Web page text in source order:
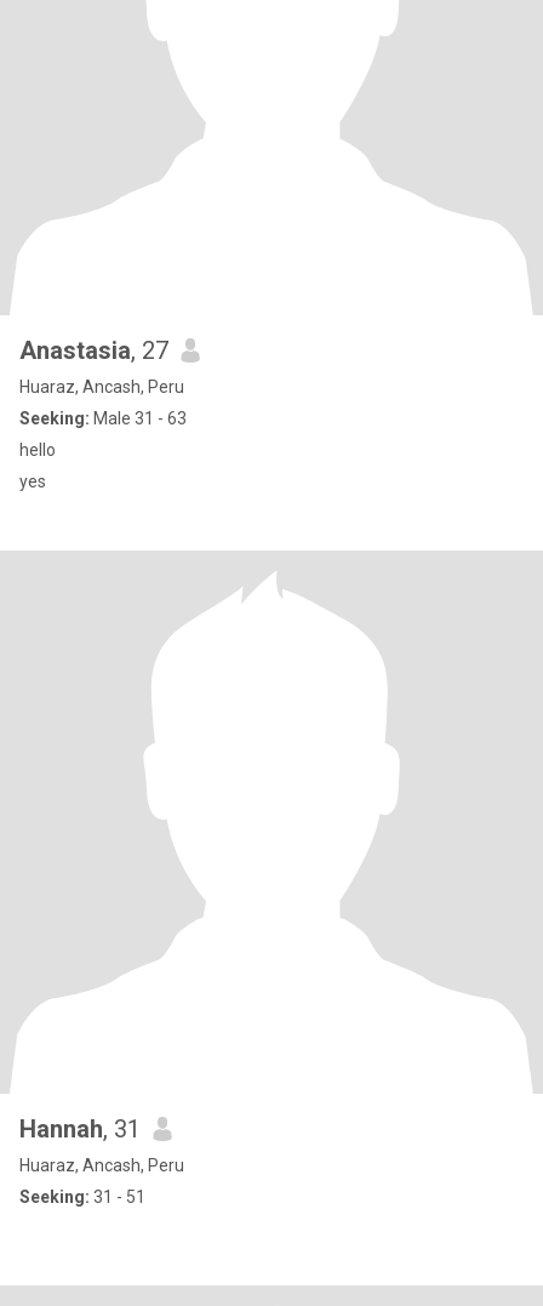
Anastasia, 27
Huaraz, Ancash, Peru
Seeking: Male 31 - 63
hello
yes
Hannah, 31
Huaraz, Ancash, Peru
Seeking: 31 - 51